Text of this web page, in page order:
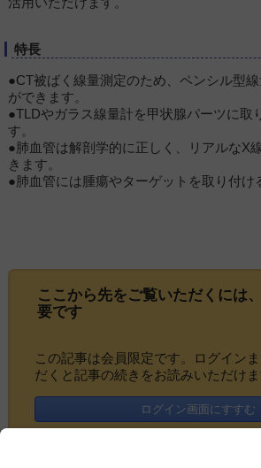
特長
●CT被ばく線量測定のため、ペンシル型
ができます。
●TLDやガラス線量計を甲状腺パーツに取
す。
●肺血管は解剖学的に正しく、リアルなX
きます。
●肺血管には腫瘍やターゲットを取り付け
ここから先をご覧いただくには、
要です
この記事は会員限定です。ログイン
だくと記事の続きをお読みいただけま
ログイン画面にすすむ